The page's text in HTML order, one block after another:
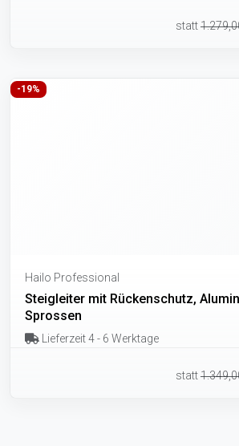
statt
-19%
Hailo Professional
Steigleiter mit Rückenschutz,
Sprossen
Lieferzeit 4 - 6 Werktage
statt